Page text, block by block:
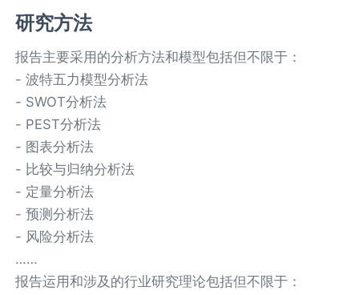
研究方法
报告主要采用的分析方法和模型包括但不限于：
- 波特五力模型分析法
- SWOT分析法
- PEST分析法
- 图表分析法
- 比较与归纳分析法
- 定量分析法
- 预测分析法
- 风险分析法
……
报告运用和涉及的行业研究理论包括但不限于：